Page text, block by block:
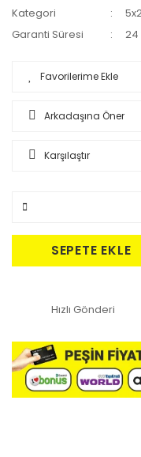
Kategori
Garanti Süresi
24
Arkadaşına Öner
Karşılaştır
SEPETE EKLE
Hızlı Gönderi